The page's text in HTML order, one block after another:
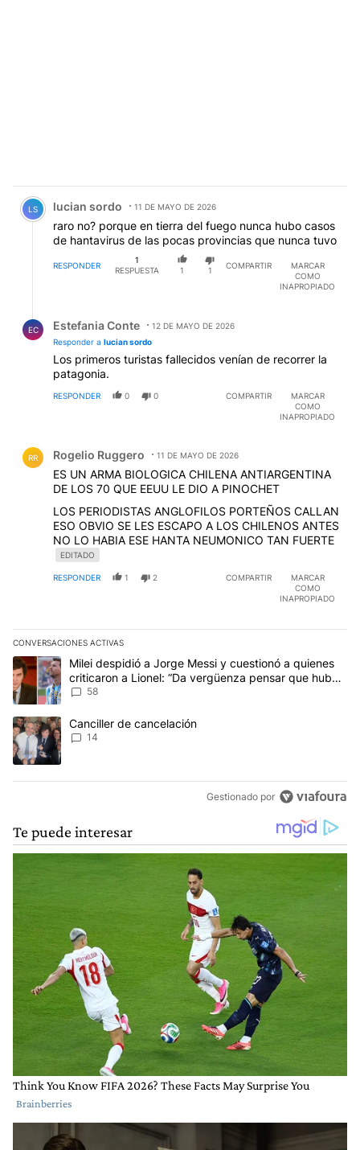
Comentario de lucian sordo.
LS lucian sordo 11 DE MAYO DE 2026
raro no? porque en tierra del fuego nunca hubo casos
de hantavirus de las pocas provincias que nunca tuvo
RESPONDER
1
RESPUESTA
1 1
COMPARTIR
MARCAR
COMO
INAPROPIADO
EC Estefania Conte
12 DE MAYO DE 2026
Responder a lucian sordo
Los primeros turistas fallecidos venían de recorrer la
patagonia.
RESPONDER 0 0 COMPARTIR
MARCAR
COMO
INAPROPIADO
RR Rogelio Ruggero 11 DE MAYO DE 2026
ES UN ARMA BIOLOGICA CHILENA ANTIARGENTINA
DE LOS 70 QUE EEUU LE DIO A PINOCHET
LOS PERIODISTAS ANGLOFILOS PORTEÑOS CALLAN
ESO OBVIO SE LES ESCAPO A LOS CHILENOS ANTES
NO LO HABIA ESE HANTA NEUMONICO TAN FUERTE
EDITADO
RESPONDER 1 2 COMPARTIR
MARCAR
COMO
INAPROPIADO
CONVERSACIONES ACTIVAS
Este listado muestra los artículos con más comentarios en los
Un artículo de tendencia con el título "Milei despidió a Jorge
Milei despidió a Jorge Messi y cuestionó a quienes
criticaron a Lionel: “Da vergüenza pensar que hubo
anti-Messi”
58
Un artículo de tendencia con el título "Canciller de cancelación"
Canciller de cancelación
14
Gestionado por